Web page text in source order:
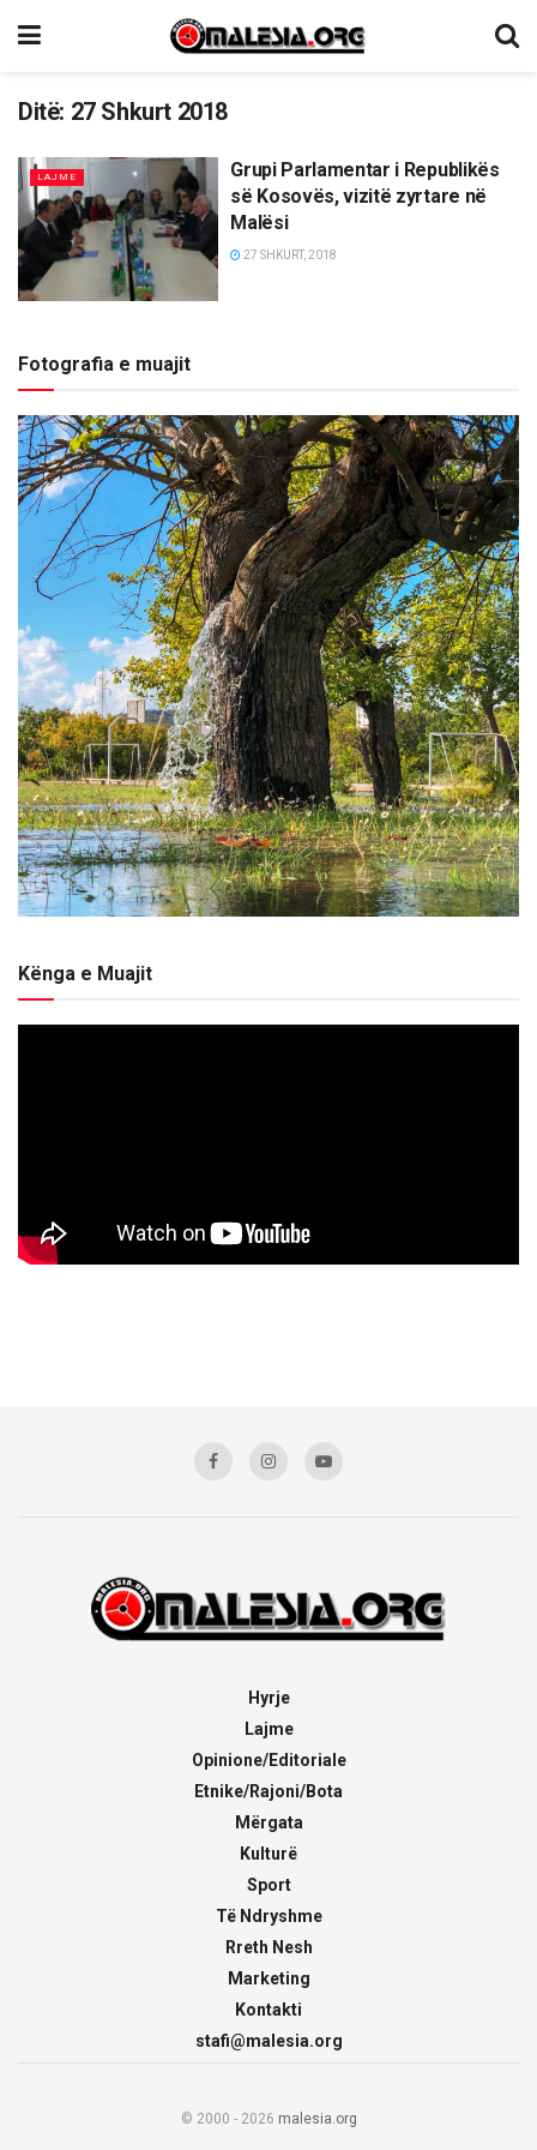
Ditë: 27 Shkurt 2018
LAJME
Grupi Parlamentar i Republikës
së Kosovës, vizitë zyrtare në
Malësi
27 SHKURT, 2018
Fotografia e muajit
Kënga e Muajit
Hyrje
Lajme
Opinione/Editoriale
Etnike/Rajoni/Bota
Mërgata
Kulturë
Sport
Të Ndryshme
Rreth Nesh
Marketing
Kontakti
stafi@malesia.org
© 2000 - 2026 malesia.org